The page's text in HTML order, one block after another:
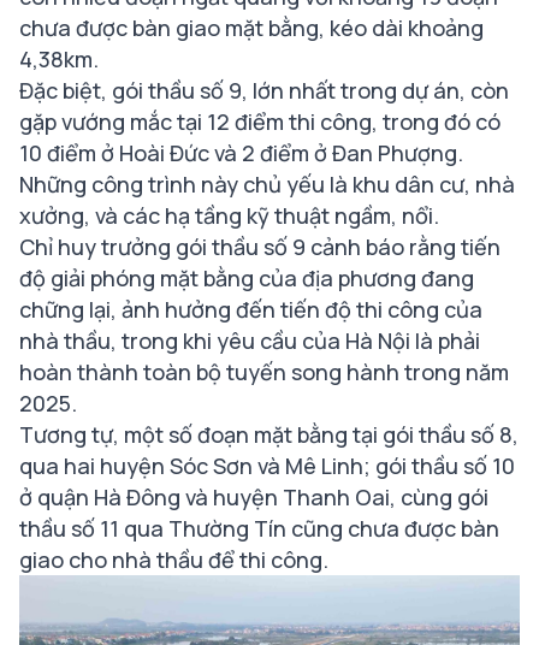
chưa được bàn giao mặt bằng, kéo dài khoảng
4,38km.
Đặc biệt, gói thầu số 9, lớn nhất trong dự án, còn
gặp vướng mắc tại 12 điểm thi công, trong đó có
10 điểm ở Hoài Đức và 2 điểm ở Đan Phượng.
Những công trình này chủ yếu là khu dân cư, nhà
xưởng, và các hạ tầng kỹ thuật ngầm, nổi.
Chỉ huy trưởng gói thầu số 9 cảnh báo rằng tiến
độ giải phóng mặt bằng của địa phương đang
chững lại, ảnh hưởng đến tiến độ thi công của
nhà thầu, trong khi yêu cầu của Hà Nội là phải
hoàn thành toàn bộ tuyến song hành trong năm
2025.
Tương tự, một số đoạn mặt bằng tại gói thầu số 8,
qua hai huyện Sóc Sơn và Mê Linh; gói thầu số 10
ở quận Hà Đông và huyện Thanh Oai, cùng gói
thầu số 11 qua Thường Tín cũng chưa được bàn
giao cho nhà thầu để thi công.